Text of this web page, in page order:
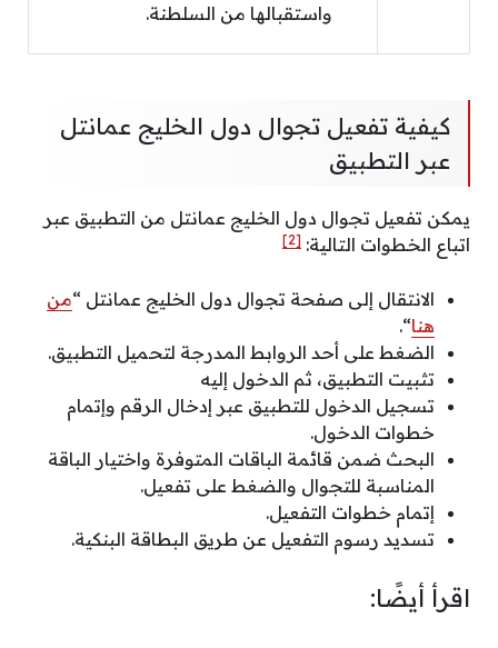
واستقبالها من السلطنة.
كيفية تفعيل تجوال دول الخليج عمانتل
عبر التطبيق
يمكن تفعيل تجوال دول الخليج عمانتل من التطبيق عبر
اتباع الخطوات التالية: [2]
الانتقال إلى صفحة تجوال دول الخليج عمانتل “من
هنا“.
الضغط على أحد الروابط المدرجة لتحميل التطبيق.
تثبيت التطبيق، ثم الدخول إليه
تسجيل الدخول للتطبيق عبر إدخال الرقم وإتمام
خطوات الدخول.
البحث ضمن قائمة الباقات المتوفرة واختيار الباقة
المناسبة للتجوال والضغط على تفعيل.
إتمام خطوات التفعيل.
تسديد رسوم التفعيل عن طريق البطاقة البنكية.
اقرأ أيضًا: